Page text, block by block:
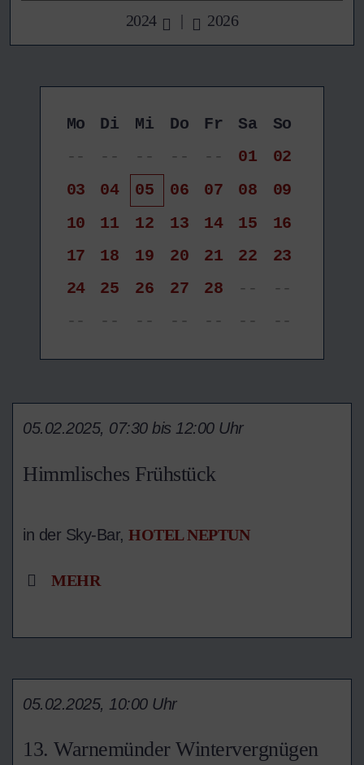
2024 | 2026
Mo Di Mi Do Fr Sa
So
--
-- -- -- -- 01
02
03
04 05 06 07 08
09
10
11 12 13 14 15
16
17
18 19 20 21 22
23
24
25 26 27 28 --
--
--
-- -- -- -- -- --
Himmlisches Frühstück
05.02.2025, 07:30 bis 12:00 Uhr
in der Sky-Bar, HOTEL NEPTUN
MEHR
13. Warnemünder Wintervergnügen
05.02.2025, 10:00 Uhr